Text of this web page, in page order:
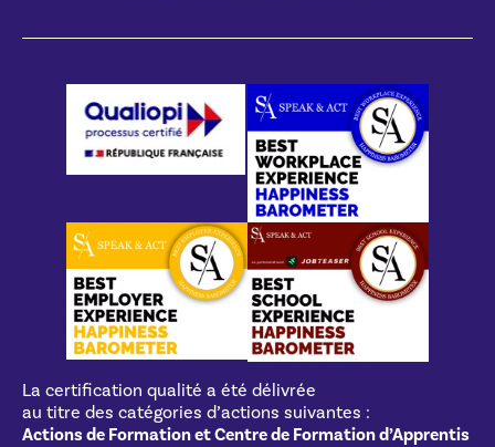
La certification qualité a été délivrée
au titre des catégories d’actions suivantes :
Actions de Formation et Centre de Formation d’Apprentis